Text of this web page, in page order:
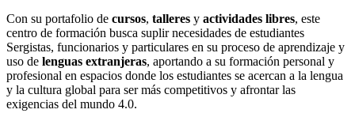
Con su portafolio de cursos, talleres y actividades libres, este
centro de formación busca suplir necesidades de estudiantes
Sergistas, funcionarios y particulares en su proceso de aprendizaje y
uso de lenguas extranjeras, aportando a su formación personal y
profesional en espacios donde los estudiantes se acercan a la lengua
y la cultura global para ser más competitivos y afrontar las
exigencias del mundo 4.0.